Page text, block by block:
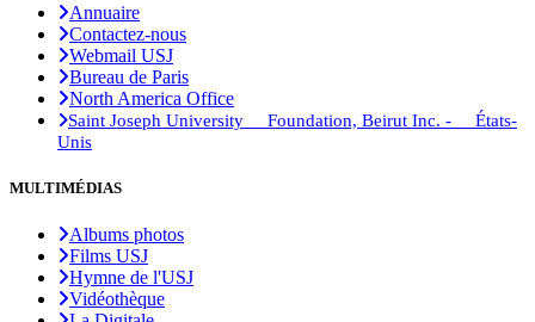
Annuaire
Contactez-nous
Webmail USJ
Bureau de Paris
North America Office
Saint Joseph University Foundation, Beirut Inc. - États-
Unis
MULTIMÉDIAS
Albums photos
Films USJ
Hymne de l'USJ
Vidéothèque